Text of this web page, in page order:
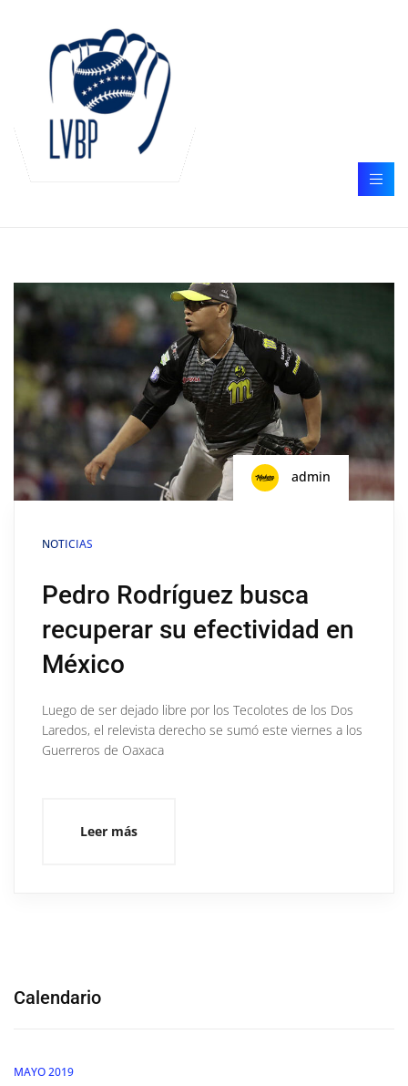
admin
NOTICIAS
Pedro Rodríguez busca
recuperar su efectividad en
México
Luego de ser dejado libre por los Tecolotes de los Dos
Laredos, el relevista derecho se sumó este viernes a los
Guerreros de Oaxaca
Leer más
Calendario
MAYO 2019